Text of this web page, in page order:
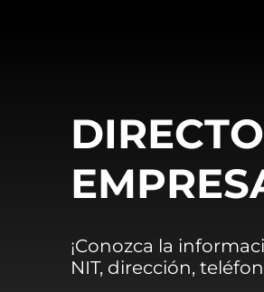
¡Conozca la
NIT, dirección,